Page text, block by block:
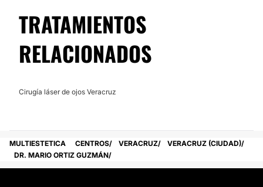
TRATAMIENTOS
RELACIONADOS
Cirugía láser de ojos Veracruz
MULTIESTETICA CENTROS VERACRUZ
VERACRUZ (CIUDAD)
DR. MARIO ORTIZ GUZMÁN